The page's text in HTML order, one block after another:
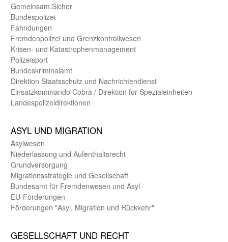
Gemein­sam.Sicher
Bundes­polizei
Fahndungen
Fremdenpolizei und Grenzkontrollwesen
Krisen- und Katastrophen­management
Polizeisport
Bundes­kriminal­amt
Direktion Staats­schutz und Nach­richten­dienst
Einsatz­kommando Cobra / Direktion für Spezialeinheiten
Landes­polizei­direk­tionen
ASYL UND MIGRA­TION
Asyl­wesen
Nieder­lassung und Aufent­halts­recht
Grund­versorgung
Migrations­strategie und Gesell­schaft
Bundes­amt für Fremden­wesen und Asyl
EU-Förde­rungen
Förderungen "Asyl, Migration und Rückkehr"
GE­SELL­SCHAFT UND RECHT